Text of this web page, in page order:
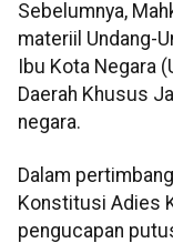
Sebelumnya,
materiil Undang-
Ibu Kota Negara
Daerah Khusus
negara.
Dalam
Konstitusi Adies
pengucapan